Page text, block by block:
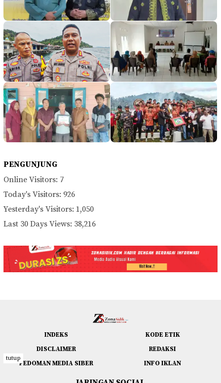
PENGUNJUNG
Online Visitors: 7
Today's Visitors: 926
Yesterday's Visitors: 1,050
Last 30 Days Views: 38,216
INDEKS
KODE ETIK
DISCLAIMER
REDAKSI
PEDOMAN MEDIA SIBER
INFO IKLAN
tutup